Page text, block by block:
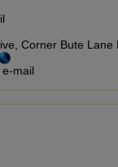
Corner Bute Lane
e-mail